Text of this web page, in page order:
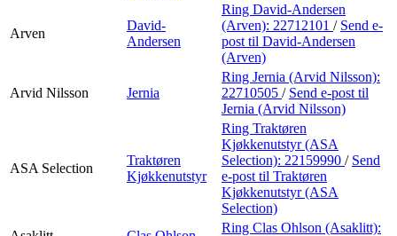
Arven
David-
Andersen
Ring David-Andersen
(Arven): 22712101 / Send e-
post til David-Andersen
(Arven)
Arvid Nilsson Jernia
Ring Jernia (Arvid Nilsson):
22710505 / Send e-post til
Jernia (Arvid Nilsson)
ASA Selection
Traktøren
Kjøkkenutstyr
Ring Traktøren
Kjøkkenutstyr (ASA
Selection): 22159990 / Send
e-post til Traktøren
Kjøkkenutstyr (ASA
Selection)
Ring Clas Ohlson (Asaklitt):